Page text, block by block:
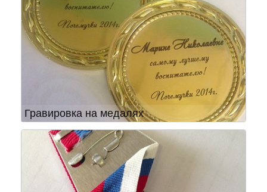
Гравировка на медалях